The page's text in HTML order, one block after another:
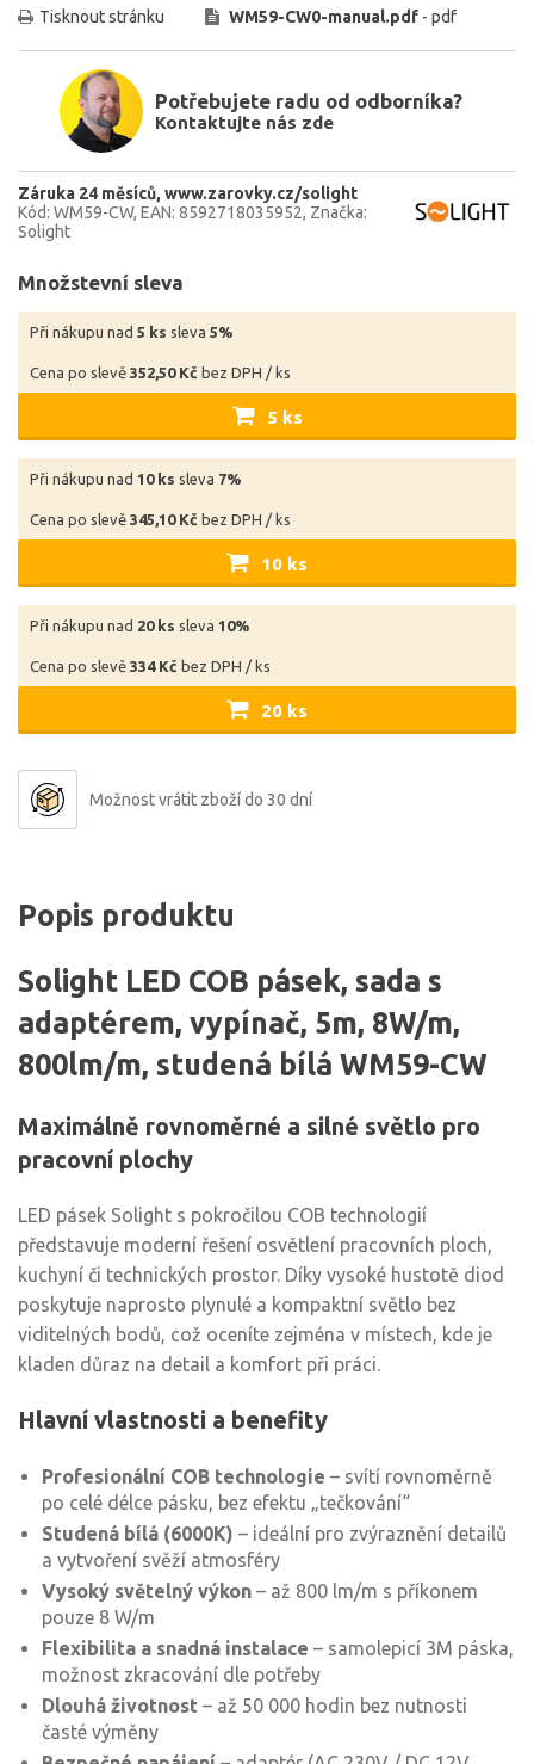
Tisknout stránku WM59-CW0-manual.pdf - pdf
Potřebujete radu od odborníka?
Kontaktujte nás zde
Záruka 24 měsíců www.zarovky.cz/solight
Kód: WM59-CW EAN: 8592718035952 Značka:
Solight
Množstevní sleva
Při nákupu nad 5 ks sleva 5%
Cena po slevě 352,50 Kč bez DPH / ks
5 ks
Při nákupu nad 10 ks sleva 7%
Cena po slevě 345,10 Kč bez DPH / ks
10 ks
Při nákupu nad 20 ks sleva 10%
Cena po slevě 334 Kč bez DPH / ks
20 ks
Možnost vrátit zboží do 30 dní
Popis produktu
Solight LED COB pásek, sada s
adaptérem, vypínač, 5m, 8W/m,
800lm/m, studená bílá WM59-CW
Maximálně rovnoměrné a silné světlo pro
pracovní plochy
LED pásek Solight s pokročilou COB technologií
představuje moderní řešení osvětlení pracovních ploch,
kuchyní či technických prostor. Díky vysoké hustotě diod
poskytuje naprosto plynulé a kompaktní světlo bez
viditelných bodů, což oceníte zejména v místech, kde je
kladen důraz na detail a komfort při práci.
Hlavní vlastnosti a benefity
Profesionální COB technologie – svítí rovnoměrně
po celé délce pásku, bez efektu „tečkování“
Studená bílá (6000K) – ideální pro zvýraznění detailů
a vytvoření svěží atmosféry
Vysoký světelný výkon – až 800 lm/m s příkonem
pouze 8 W/m
Flexibilita a snadná instalace – samolepicí 3M páska,
možnost zkracování dle potřeby
Dlouhá životnost – až 50 000 hodin bez nutnosti
časté výměny